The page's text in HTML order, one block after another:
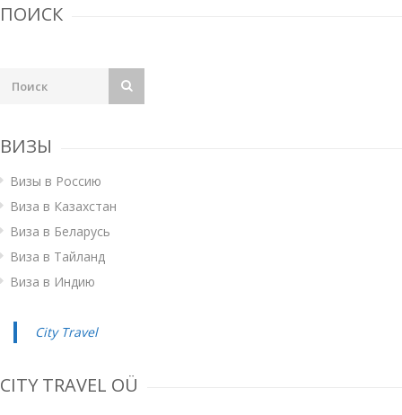
ПОИСК
ВИЗЫ
Визы в Россию
Виза в Казахстан
Виза в Беларусь
Виза в Тайланд
Виза в Индию
City Travel
CITY TRAVEL OÜ